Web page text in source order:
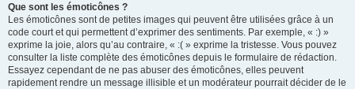
Que sont les émoticônes ?
Les émoticônes sont de petites images qui peuvent être utilisées grâce à un
code court et qui permettent d’exprimer des sentiments. Par exemple, « :) »
exprime la joie, alors qu’au contraire, « :( » exprime la tristesse. Vous pouvez
consulter la liste complète des émoticônes depuis le formulaire de rédaction.
Essayez cependant de ne pas abuser des émoticônes, elles peuvent
rapidement rendre un message illisible et un modérateur pourrait décider de le